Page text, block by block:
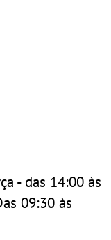
- das 14:00 às
09:30 às